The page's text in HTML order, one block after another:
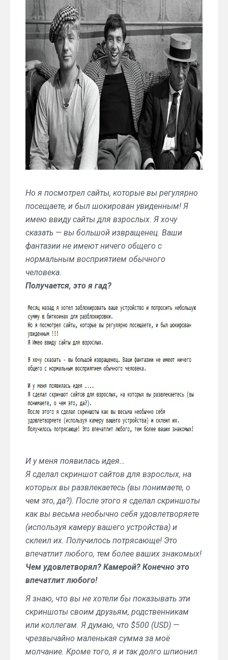
Но я посмотрел сайты, которые вы регулярно
посещаете, и был шокирован увиденным! Я
имею ввиду сайты для взрослых. Я хочу
сказать — вы большой извращенец. Ваши
фантазии не имеют ничего общего с
нормальным восприятием обычного
человека.
Получается, это я гад?
И у меня появилась идея…
Я сделал скриншот сайтов для взрослых, на
которых вы развлекаетесь (вы понимаете, о
чем это, да?). После этого я сделал скриншоты
как вы весьма необычно себя удовлетворяете
(используя камеру вашего устройства) и
склеил их. Получилось потрясающе! Это
впечатлит любого, тем более ваших знакомых!
Чем удовлетворял? Камерой? Конечно это
впечатлит любого!
Я знаю, что вы не хотели бы показывать эти
скриншоты своим друзьям, родственникам
или коллегам. Я думаю, что $500 (USD) —
чрезвычайно маленькая сумма за моё
молчание. Кроме того, я и так долго шпионил